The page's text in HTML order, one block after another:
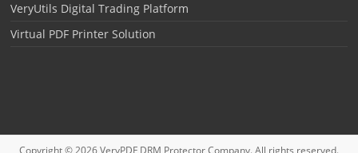
VeryUtils Digital Trading Platform
Virtual PDF Printer Solution
Copyright © 2026VeryPDF DRM ProtectorCompany. All rights reserved.